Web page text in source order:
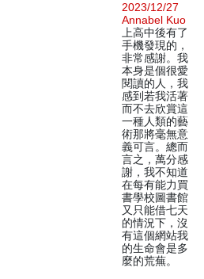
2023/12/27
Annabel Kuo
上高中後有了
手機發現的，
非常感謝。我
本身是個很愛
閱讀的人，我
感到若我活著
而不去欣賞這
一種人類的藝
術那將毫無意
義可言。總而
言之，萬分感
謝，我不知道
在每有能力買
書學校圖書館
又只能借七天
的情況下，沒
有這個網站我
的生命會是多
麼的荒蕪。